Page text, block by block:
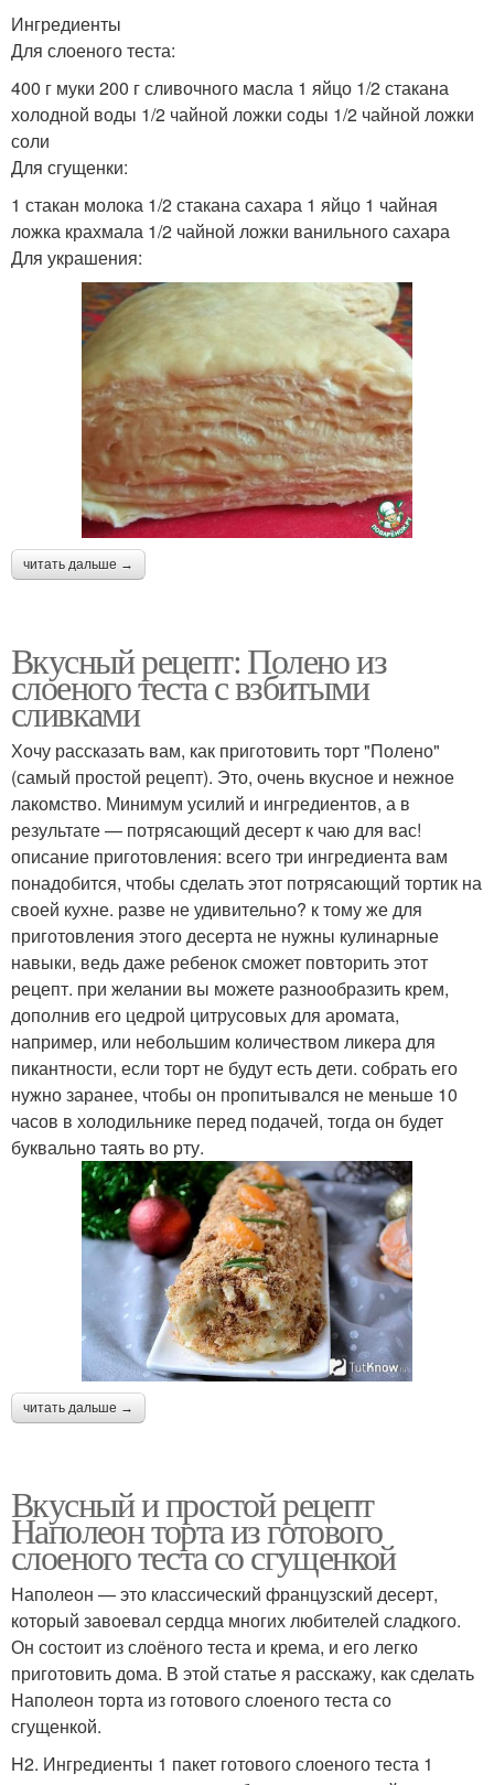
Ингредиенты
Для слоеного теста:
400 г муки 200 г сливочного масла 1 яйцо 1/2 стакана
холодной воды 1/2 чайной ложки соды 1/2 чайной ложки
соли
Для сгущенки:
1 стакан молока 1/2 стакана сахара 1 яйцо 1 чайная
ложка крахмала 1/2 чайной ложки ванильного сахара
Для украшения:
читать дальше →
Вкусный рецепт: Полено из
слоеного теста с взбитыми
сливками
Хочу рассказать вам, как приготовить торт "Полено"
(самый простой рецепт). Это, очень вкусное и нежное
лакомство. Минимум усилий и ингредиентов, а в
результате — потрясающий десерт к чаю для вас!
описание приготовления: всего три ингредиента вам
понадобится, чтобы сделать этот потрясающий тортик на
своей кухне. разве не удивительно? к тому же для
приготовления этого десерта не нужны кулинарные
навыки, ведь даже ребенок сможет повторить этот
рецепт. при желании вы можете разнообразить крем,
дополнив его цедрой цитрусовых для аромата,
например, или небольшим количеством ликера для
пикантности, если торт не будут есть дети. собрать его
нужно заранее, чтобы он пропитывался не меньше 10
часов в холодильнике перед подачей, тогда он будет
буквально таять во рту.
читать дальше →
Вкусный и простой рецепт
Наполеон торта из готового
слоеного теста со сгущенкой
Наполеон — это классический французский десерт,
который завоевал сердца многих любителей сладкого.
Он состоит из слоёного теста и крема, и его легко
приготовить дома. В этой статье я расскажу, как сделать
Наполеон торта из готового слоеного теста со
сгущенкой.
H2. Ингредиенты 1 пакет готового слоеного теста 1